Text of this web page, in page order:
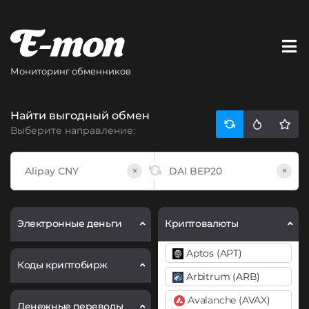
Мониторинг обменников
Найти выгодный обмен
Выберите направление:
× ×
Электронные деньги
Коды криптобирж
Денежные переводы
Криптовалюты
Aptos (APT)
Arbitrum (ARB)
Avalanche (AVAX)